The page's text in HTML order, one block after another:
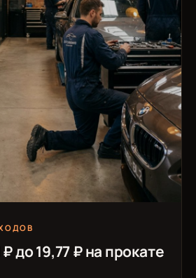
₽ до 19,77 ₽ на прокате